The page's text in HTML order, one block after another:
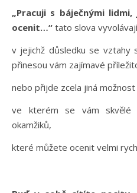
„Pracuji s báječnými
ocenit…“ tato slova
v jejichž důsledku se vztahy
přinesou vám zajímavé
nebo přijde zcela jiná
ve kterém se vám
okamžiků,
které můžete ocenit velmi